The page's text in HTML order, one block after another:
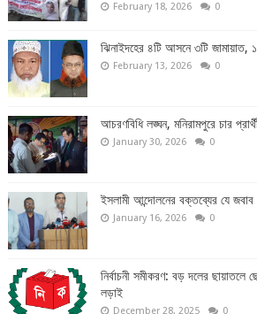
February 18, 2026 0
ঝিনাইদহের ৪টি আসনে ৩টি জামায়াত,
February 13, 2026 0
আচরণবিধি লঙ্ঘন, মনিরামপুরে চার
January 30, 2026 0
ইসলামী আন্দোলনের বক্তব্যের যে জবাব
January 16, 2026 0
নির্বাচনী সমীকরণ: বড় দলের
লড়াই
December 28, 2025 0